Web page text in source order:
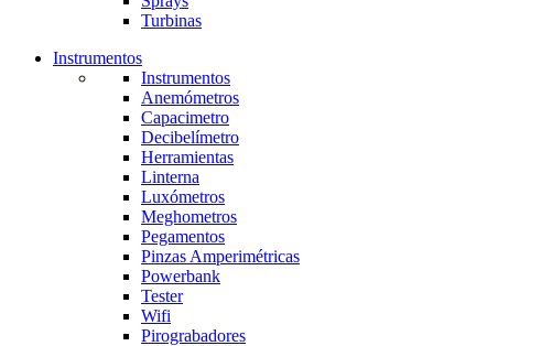
Turbinas
Instrumentos
Instrumentos
Anemómetros
Capacimetro
Decibelímetro
Herramientas
Linterna
Luxómetros
Meghometros
Pegamentos
Pinzas Amperimétricas
Powerbank
Tester
Wifi
Pirograbadores